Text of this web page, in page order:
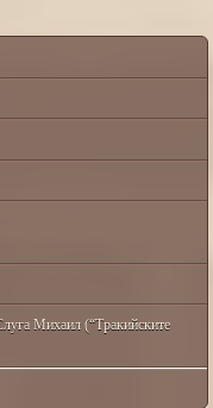
Михаил (“Тракийските